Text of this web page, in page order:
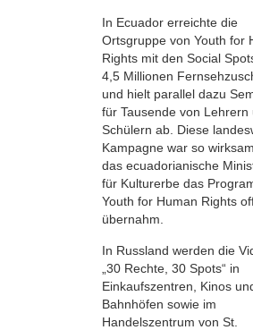
In Ecuador erreichte die
Ortsgruppe von Youth for
Rights mit den Social
4,5 Millionen
und hielt parallel dazu
für Tausende von Lehrern
Schülern ab. Diese
Kampagne war so
das ecuadorianische
für Kulturerbe das
Youth for Human Rights
übernahm.
In Russland werden die
„30 Rechte, 30 Spots“ in
Einkaufszentren, Kinos
Bahnhöfen sowie im
Handelszentrum von St.